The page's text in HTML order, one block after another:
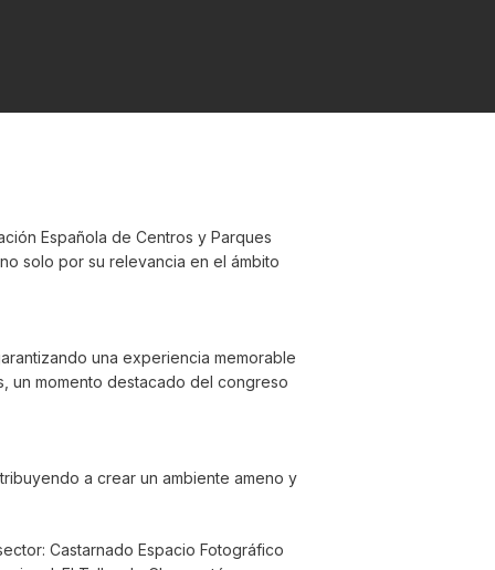
Española de Centros y Parques
solo por su relevancia en el ámbito
una experiencia memorable
un momento destacado del congreso
a crear un ambiente ameno y
Castarnado Espacio Fotográfico